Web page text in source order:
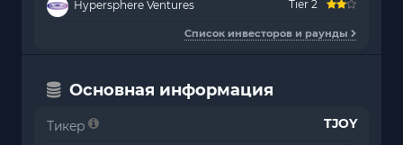
Hypersphere Ventures Tier 2
Список инвесторов и раунды
Основная информация
Тикер TJOY